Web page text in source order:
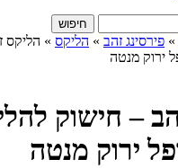
חיפוש
» פירסינג זהב » הליקס » הליקס
ירוק מנטה
– חישוק
ירוק מנטה